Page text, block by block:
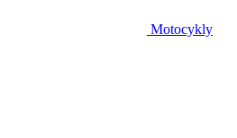
Motocykly